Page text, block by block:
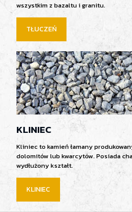
wszystkim z bazaltu i granitu.
TŁUCZEŃ
KLINIEC
Kliniec to kamień łamany
dolomitów lub kwarcytów. Posiada
wydłużony kształt.
KLINIEC